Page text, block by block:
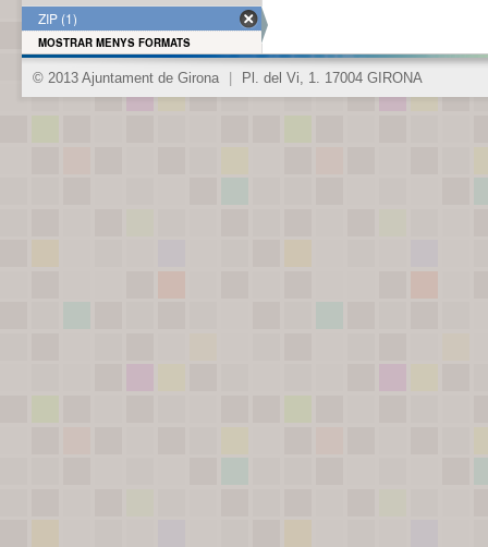
ZIP (1)
MOSTRAR MENYS FORMATS
© 2013 Ajuntament de Girona Pl. del Vi, 1. 17004 GIRONA